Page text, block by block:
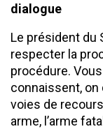
dialogue
Le président du
respecter la
procédure.
connaissent,
voies de
arme, l’arme